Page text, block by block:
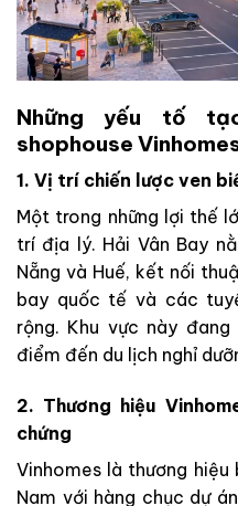
Những yếu tố
shophouse
1. Vị trí chiến lược ven
Một trong những lợi thế
trí địa lý. Hải Vân Bay
Nẵng và Huế, kết nối
bay quốc tế và các
rộng. Khu vực này
điểm đến du lịch nghỉ
2. Thương hiệu
chứng
Vinhomes là thương
Nam với hàng chục dự